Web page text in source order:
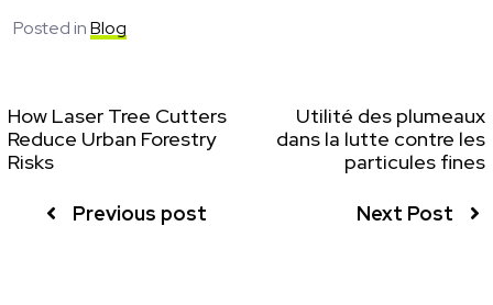
Posted inBlog
How Laser Tree Cutters
Reduce Urban Forestry
Risks
Previous post
Utilité des plumeaux
dans la lutte contre les
particules fines
Next Post